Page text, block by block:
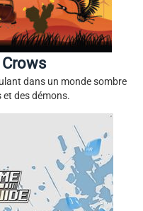
dans un monde sombre
et des démons.